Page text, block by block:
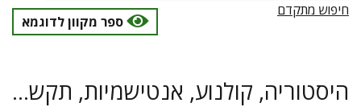
חיפוש מתקדם
ספר מקוון לדוגמא
היסטוריה, קולנוע, אנטישמיות, תקשורת